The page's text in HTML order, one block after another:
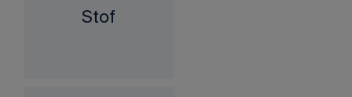
Stof